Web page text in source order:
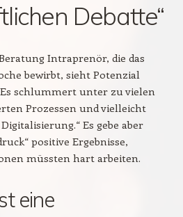
Debatte“
Intraprenör, die das
bewirbt, sieht Potenzial
schlummert unter zu vielen
Prozessen und vielleicht
Es gebe aber
positive Ergebnisse,
müssten hart arbeiten.
eine